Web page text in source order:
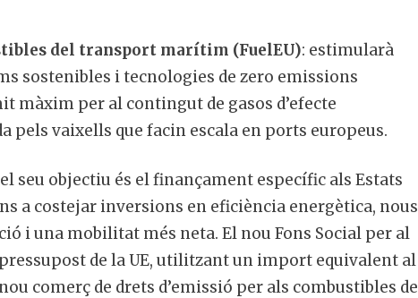
del transport marítim (FuelEU): estimularà
sostenibles i tecnologies de zero emissions
màxim per al contingut de gasos d’efecte
pels vaixells que facin escala en ports europeus.
seu objectiu és el finançament específic als Estats
a costejar inversions en eficiència energètica, nous
i una mobilitat més neta. El nou Fons Social per al
de la UE, utilitzant un import equivalent al
comerç de drets d’emissió per als combustibles de